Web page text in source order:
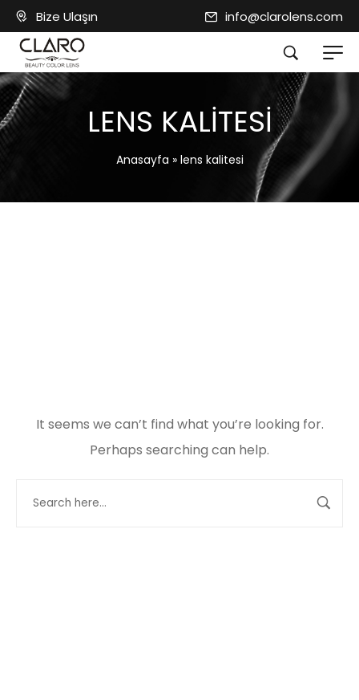
Bize Ulaşın info@clarolens.com
LENS KALITESI
Anasayfa » lens kalitesi
It seems we can’t find what you’re looking for.
Perhaps searching can help.